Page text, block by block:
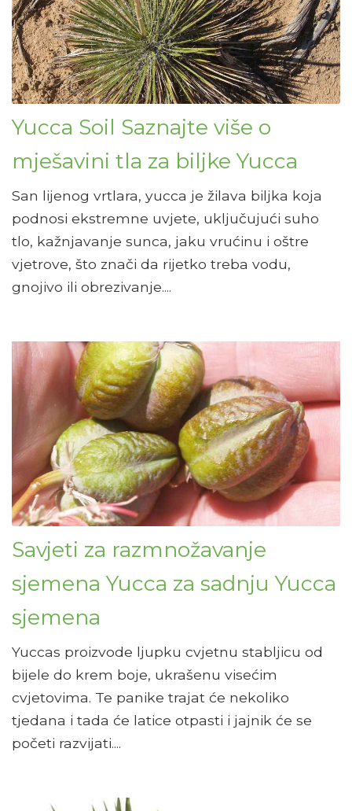
Yucca Soil Saznajte više o
mješavini tla za biljke Yucca
San lijenog vrtlara, yucca je žilava biljka koja
podnosi ekstremne uvjete, uključujući suho
tlo, kažnjavanje sunca, jaku vrućinu i oštre
vjetrove, što znači da rijetko treba vodu,
gnojivo ili obrezivanje....
Savjeti za razmnožavanje
sjemena Yucca za sadnju Yucca
sjemena
Yuccas proizvode ljupku cvjetnu stabljicu od
bijele do krem ​​boje, ukrašenu visećim
cvjetovima. Te panike trajat će nekoliko
tjedana i tada će latice otpasti i jajnik će se
početi razvijati....